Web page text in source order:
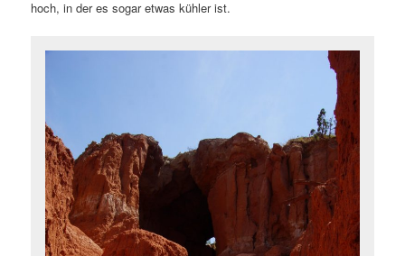
hoch, in der es sogar etwas kühler ist.